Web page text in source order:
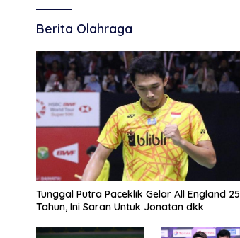
Berita Olahraga
Tunggal Putra Paceklik Gelar All England 25
Tahun, Ini Saran Untuk Jonatan dkk